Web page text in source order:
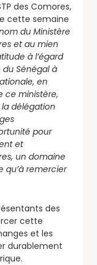
des Comores,
cette semaine
du Ministère
et au mien
à l’égard
Sénégal à
en
ce ministère,
délégation
pour
et
un domaine
qu’à remercier
des
cette
et les
durablement